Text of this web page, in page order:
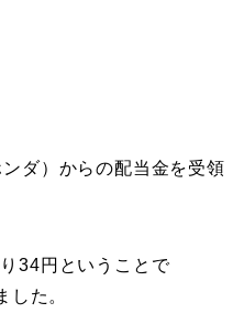
ダ）からの配当金を受領
34円ということで
た。